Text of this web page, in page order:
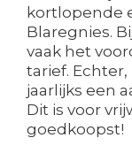
kortlopende
Blaregnies.
vaak het
tarief. Echter,
jaarlijks een
Dit is voor
goedkoopst!